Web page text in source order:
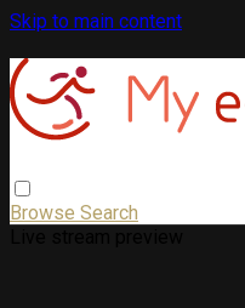
Skip to main content
Browse Search